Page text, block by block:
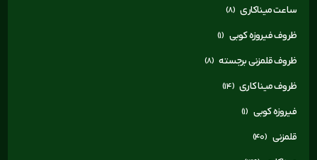
ساعت میناکاری (8)
ظروف فیروزه کوبی (1)
ظروف قلمزنی برجسته (8)
ظروف مینا کاری (14)
فیروزه کوبی (1)
قلمزنی (40)